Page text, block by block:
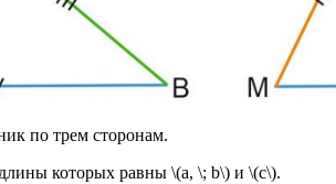
по трем сторонам.
которых равны \(a, \; b\) и \(c\).